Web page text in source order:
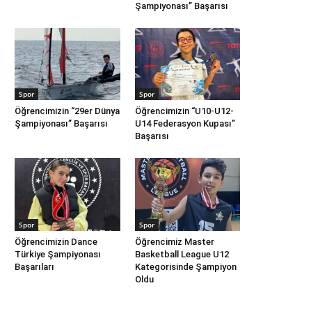
Şampiyonası” Başarısı
Spor
Öğrencimizin “29er Dünya
Şampiyonası” Başarısı
Spor
Öğrencimizin “U10-U12-
U14 Federasyon Kupası”
Başarısı
Spor
Öğrencimizin Dance
Türkiye Şampiyonası
Başarıları
Spor
Öğrencimiz Master
Basketball League U12
Kategorisinde Şampiyon
Oldu